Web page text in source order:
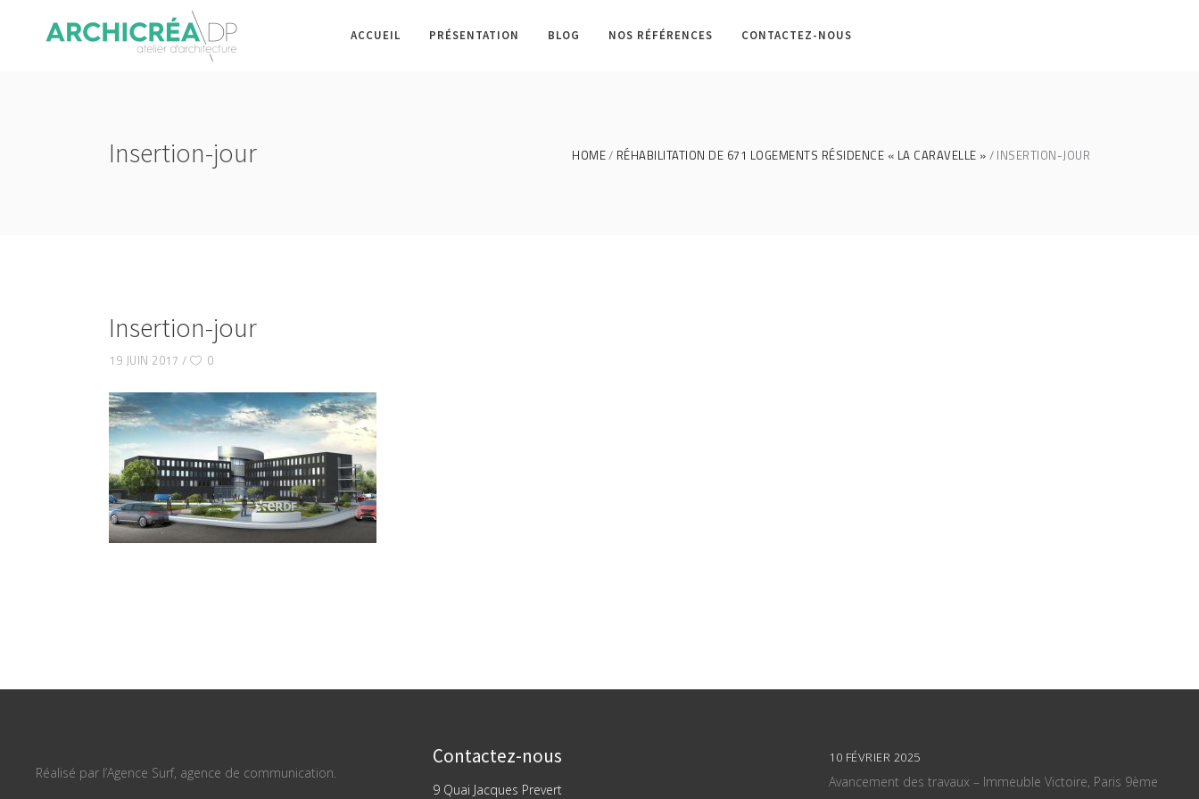
ACCUEIL PRÉSENTATION BLOG NOS RÉFÉRENCES CONTACTEZ-NOUS
Insertion-jour HOME RÉHABILITATION DE 671 LOGEMENTS RÉSIDENCE « LA CARAVELLE » INSERTION-JOUR
Insertion-jour
19 JUIN 2017 0
Réalisé par l’Agence Surf, agence de communication.
Contactez-nous
9 Quai Jacques Prevert
10 FÉVRIER 2025
Avancement des travaux – Immeuble Victoire, Paris 9ème